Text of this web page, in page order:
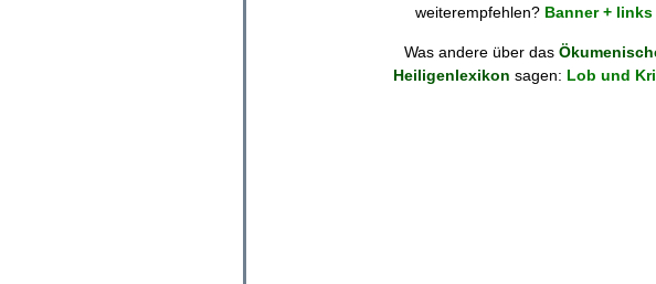
weiterempfehlen? Banner + links
Was andere über das
Heiligenlexikon sagen: Lob und